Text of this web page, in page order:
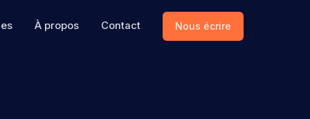
À propos Contact Nous écrire